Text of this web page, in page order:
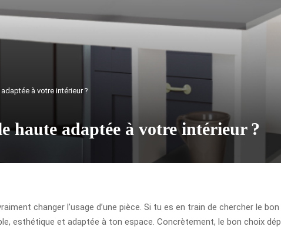
à votre intérieur ?
haute adaptée à votre intérieur ?
changer l’usage d’une pièce. Si tu es en train de chercher le
esthétique et adaptée à ton espace. Concrètement, le bon choix